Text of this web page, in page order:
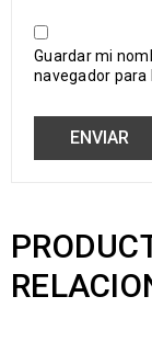
Guardar mi
navegador para